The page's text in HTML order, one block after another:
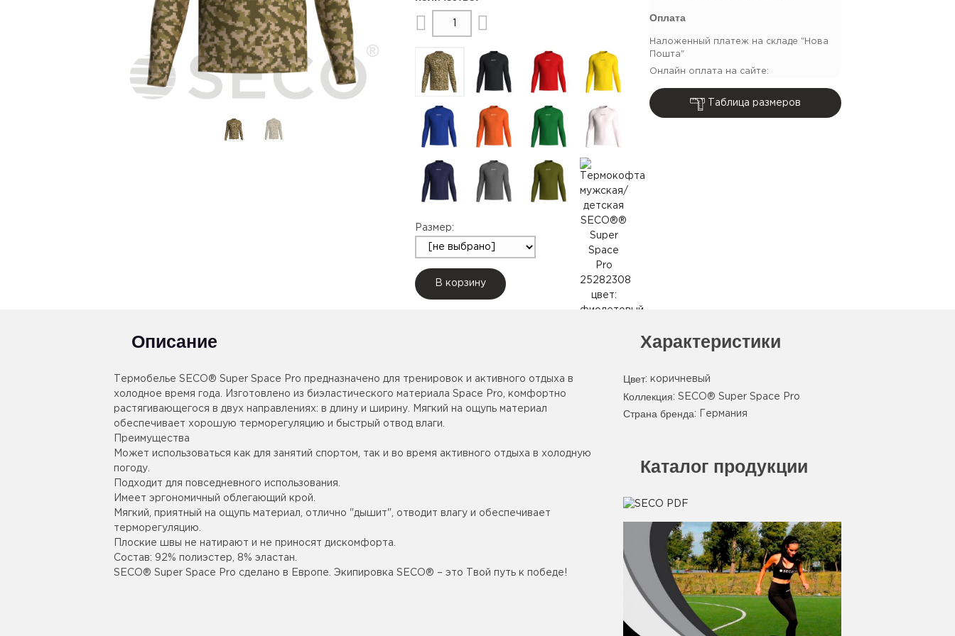
Размер:
В корзину
Оплата
Наложенный платеж на складе "Нова
Пошта"
Онлайн оплата на сайте:
Таблица размеров
Описание
Термобелье SECO® Super Space Pro предназначено для тренировок и активного отдыха в
холодное время года. Изготовлено из биэластического материала Space Pro, комфортно
растягивающегося в двух направлениях: в длину и ширину. Мягкий на ощупь материал
обеспечивает хорошую терморегуляцию и быстрый отвод влаги.
Преимущества
Может использоваться как для занятий спортом, так и во время активного отдыха в холодную
погоду.
Подходит для повседневного использования.
Имеет эргономичный облегающий крой.
Мягкий, приятный на ощупь материал, отлично "дышит", отводит влагу и обеспечивает
терморегуляцию.
Плоские швы не натирают и не приносят дискомфорта.
Состав: 92% полиэстер, 8% эластан.
SECO® Super Space Pro сделано в Европе. Экипировка SECO® – это Твой путь к победе!
Характеристики
Цвет: коричневый
Коллекция: SECO® Super Space Pro
Страна бренда: Германия
Каталог продукции